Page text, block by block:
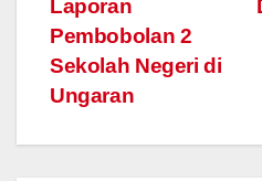
navigation
Laporan
Pembobolan 2
Sekolah Negeri di
Ungaran